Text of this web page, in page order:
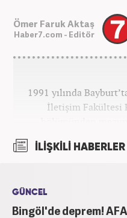
Ömer Faruk Aktaş
Haber7.com - Editör
1991 yılında
İletişim Fakültesi
bölümünden
Gazetesi'nde
İLİŞKİLİ HABERLER
GÜNCEL
Bingöl'de deprem!